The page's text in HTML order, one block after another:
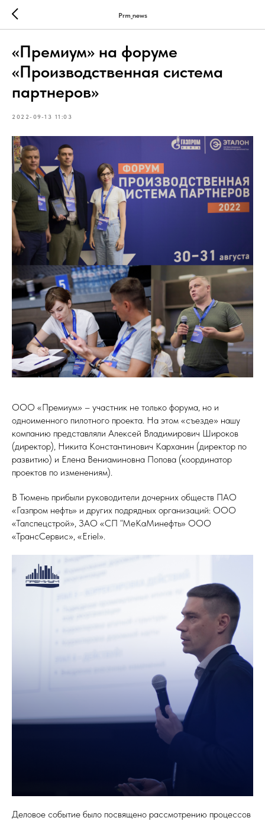
Prm_news
«Премиум» на форуме
«Производственная система
партнеров»
2022-09-13 11:03
ООО «Премиум» – участник не только форума, но и
одноименного пилотного проекта. На этом «съезде» нашу
компанию представляли Алексей Владимирович Широков
(директор), Никита Константинович Карханин (директор по
развитию) и Елена Вениаминовна Попова (координатор
проектов по изменениям).
В Тюмень прибыли руководители дочерних обществ ПАО
«Газпром нефть» и других подрядных организаций: ООО
«Талспецстрой», ЗАО «СП “МеКаМинефть» ООО
«ТрансСервис», «Eriel».
Деловое событие было посвящено рассмотрению процессов